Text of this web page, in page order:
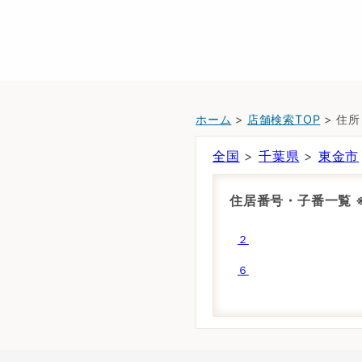
ホーム > 店舗検索TOP > 住所
全国 >千葉県 > 東金市
住居番号・子番一覧
２
６